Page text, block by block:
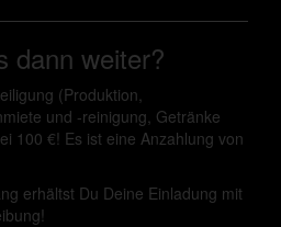
dann weiter?
(Produktion,
und -reinigung, Getränke
100 €! Es ist eine Anzahlung von
erhältst Du Deine Einladung mit